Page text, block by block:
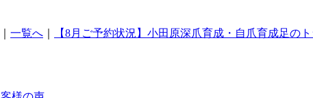
一覧へ 【8月ご予約状況】小田原深爪育成・自爪育成足の